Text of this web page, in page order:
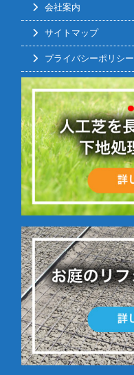
会社案内
サイトマップ
プライバシーポリシー